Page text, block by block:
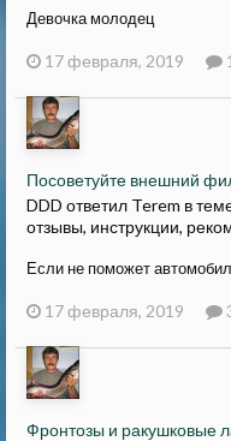
Девочка молодец
17 февраля, 2019
Посоветуйте внешний
DDD ответил Terem в
отзывы, инструкции,
Если не поможет
17 февраля, 2019
Фронтозы и ракушковые